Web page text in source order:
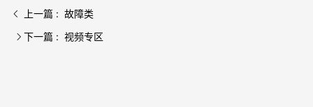
上一篇 : 故障类
下一篇 : 视频专区